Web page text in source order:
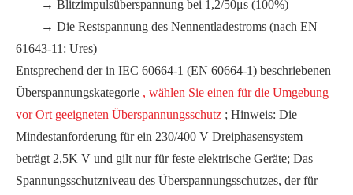
→ Blitzimpulsüberspannung bei 1,2/50μs (100%)
→ Die Restspannung des Nennentladestroms (nach EN
61643-11: Ures)
Entsprechend der in IEC 60664-1 (EN 60664-1) beschriebenen
Überspannungskategorie , wählen Sie einen für die Umgebung
vor Ort geeigneten Überspannungsschutz ; Hinweis: Die
Mindestanforderung für ein 230/400 V Dreiphasensystem
beträgt 2,5K V und gilt nur für feste elektrische Geräte; Das
Spannungsschutzniveau des Überspannungsschutzes, der für